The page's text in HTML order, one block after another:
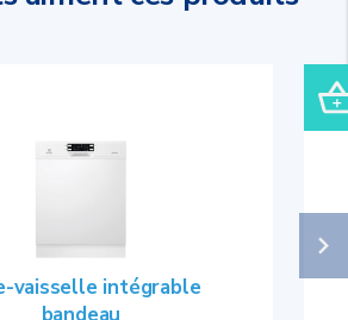
vaisselle intégrable
bandeau